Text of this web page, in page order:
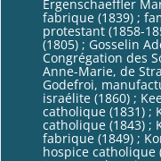
Ergenschaeffler
fabrique (1839) ;
protestant (1858-
(1805) ; Gosselin
Congrégation des
Anne-Marie, de
Godefroi,
israélite (1860) ;
catholique (1831) ;
catholique (1843) ;
fabrique (1849) ;
hospice catholique